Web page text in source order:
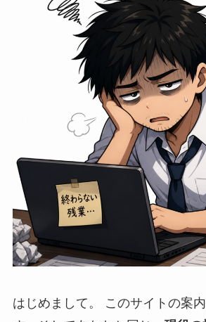
はじめまして。 このサイトの案